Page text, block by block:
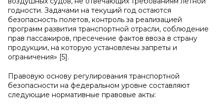
годности. Задачами на текущий год остаются
безопасность полетов, контроль за реализацией
программ развития транспортной отрасли, соблюдение
прав пассажиров, пресечение фактов ввоза в страну
продукции, на которую установлены запреты и
ограничения» [5].
Правовую основу регулирования транспортной
безопасности на федеральном уровне составляют
следующие нормативные правовые акты: